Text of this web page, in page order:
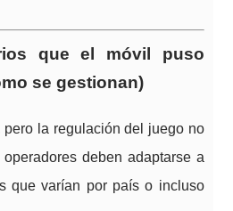
que el móvil puso
se gestionan)
pero la regulación del juego no
deben adaptarse a
que varían por país o incluso